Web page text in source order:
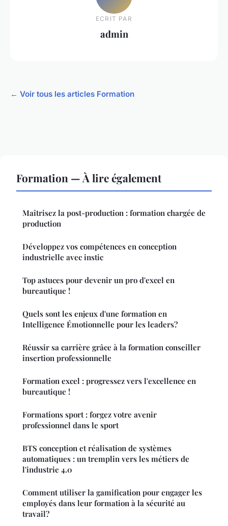
ECRIT PAR
admin
← Voir tous les articles Formation
Formation — À lire également
Maîtrisez la post-production : formation chargée de
production
Développez vos compétences en conception
industrielle avec instic
Top astuces pour devenir un pro d'excel en
bureautique !
Quels sont les enjeux d'une formation en
Intelligence Émotionnelle pour les leaders?
Réussir sa carrière grâce à la formation conseiller
insertion professionnelle
Formation excel : progressez vers l'excellence en
bureautique !
Formations sport : forgez votre avenir
professionnel dans le sport
BTS conception et réalisation de systèmes
automatiques : un tremplin vers les métiers de
l'industrie 4.0
Comment utiliser la gamification pour engager les
employés dans leur formation à la sécurité au
travail?